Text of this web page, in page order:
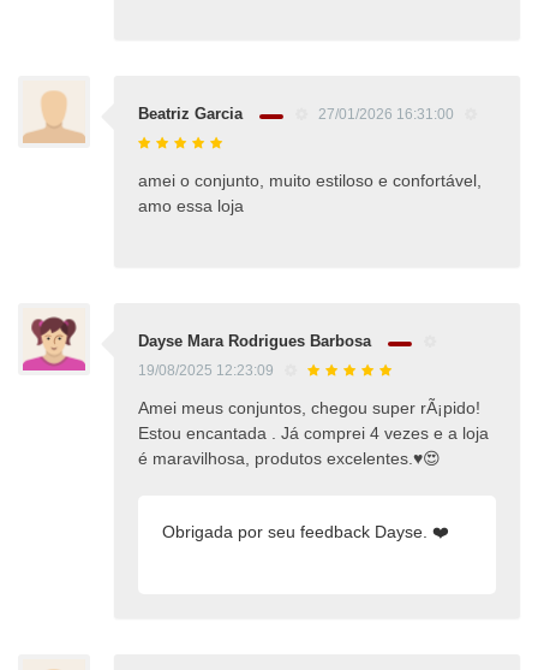
Beatriz Garcia 27/01/2026 16:31:00
amei o conjunto, muito estiloso e confortável,
amo essa loja
Dayse Mara Rodrigues Barbosa
19/08/2025 12:23:09
Amei meus conjuntos, chegou super rÃ¡pido!
Estou encantada . Já comprei 4 vezes e a loja
é maravilhosa, produtos excelentes.♥️😍
Obrigada por seu feedback Dayse. ❤️